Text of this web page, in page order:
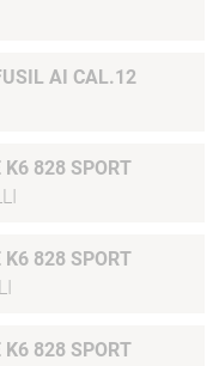
AI CAL.12
K6 828 SPORT
K6 828 SPORT
K6 828 SPORT